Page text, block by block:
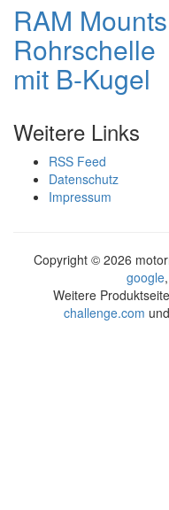
RAM Mounts
Rohrschelle
mit B-Kugel
Weitere Links
RSS Feed
Datenschutz
Impressum
Copyright © 2026
google,
Weitere
challenge.com